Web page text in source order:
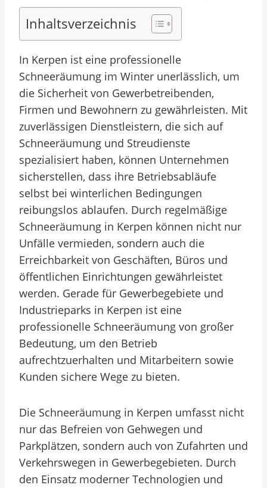
Inhaltsverzeichnis
In Kerpen ist eine professionelle
Schneeräumung im Winter unerlässlich, um
die Sicherheit von Gewerbetreibenden,
Firmen und Bewohnern zu gewährleisten. Mit
zuverlässigen Dienstleistern, die sich auf
Schneeräumung und Streudienste
spezialisiert haben, können Unternehmen
sicherstellen, dass ihre Betriebsabläufe
selbst bei winterlichen Bedingungen
reibungslos ablaufen. Durch regelmäßige
Schneeräumung in Kerpen können nicht nur
Unfälle vermieden, sondern auch die
Erreichbarkeit von Geschäften, Büros und
öffentlichen Einrichtungen gewährleistet
werden. Gerade für Gewerbegebiete und
Industrieparks in Kerpen ist eine
professionelle Schneeräumung von großer
Bedeutung, um den Betrieb
aufrechtzuerhalten und Mitarbeitern sowie
Kunden sichere Wege zu bieten.
Die Schneeräumung in Kerpen umfasst nicht
nur das Befreien von Gehwegen und
Parkplätzen, sondern auch von Zufahrten und
Verkehrswegen in Gewerbegebieten. Durch
den Einsatz moderner Technologien und